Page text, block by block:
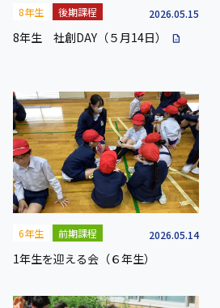
8年生 後期課程 2026.05.15
8年生 社創DAY（５月14日） description
6年生 前期課程 2026.05.14
1年生を迎える会（６年生）